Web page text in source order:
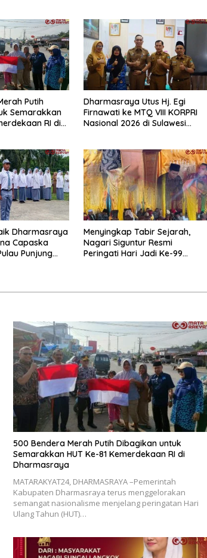
Putih
Semarakkan
RI di
Dharmasraya Utus Hj. Egi
Firnawati ke MTQ VIII KORPRI
Nasional 2026 di Sulawesi
Dharmasraya
Capaska
Punjung
Menyingkap Tabir Sejarah,
Nagari Siguntur Resmi
Peringati Hari Jadi Ke-99
500 Bendera Merah Putih Dibagikan untuk
Semarakkan HUT Ke-81 Kemerdekaan RI di
Dharmasraya
MATARAKYAT24, DHARMASRAYA –Pemerintah
Kabupaten Dharmasraya terus menggelorakan
semangat nasionalisme menjelang peringatan Hari
Ulang Tahun (HUT)…